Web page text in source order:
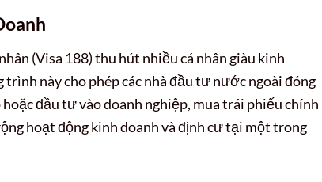
(Visa 188) thu hút nhiều cá nhân giàu kinh
này cho phép các nhà đầu tư nước ngoài đóng
đầu tư vào doanh nghiệp, mua trái phiếu chính
hoạt động kinh doanh và định cư tại một trong